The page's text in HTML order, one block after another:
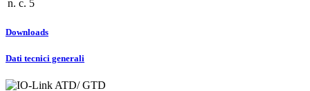
n. c. 5
Downloads
Dati tecnici generali